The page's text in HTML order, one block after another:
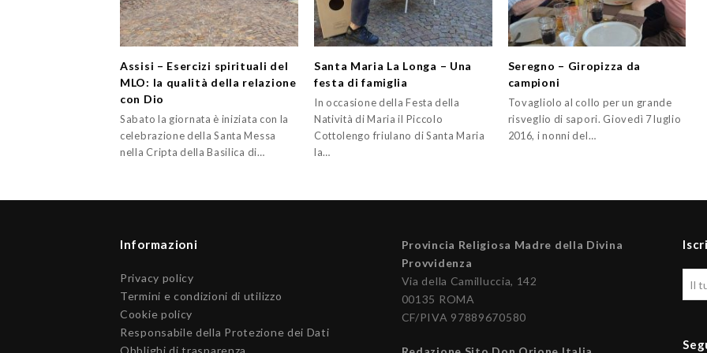
Assisi – Esercizi spirituali del
MLO: la qualità della relazione
con Dio
Sabato la giornata è iniziata con la
celebrazione della Santa Messa
nella Cripta della Basilica di…
Santa Maria La Longa – Una
festa di famiglia
In occasione della Festa della
Natività di Maria il Piccolo
Cottolengo friulano di Santa Maria
la…
Seregno – Giropizza da
campioni
Tovagliolo al collo per un grande
risveglio di sapori. Giovedì 7 luglio
2016, i nonni del…
Informazioni
Privacy policy
Termini e condizioni di utilizzo
Cookie policy
Responsabile della Protezione dei Dati
Provincia Religiosa Madre della Divina
Provvidenza
Via della Camilluccia, 142
00135 ROMA
CF/PIVA 97889670580